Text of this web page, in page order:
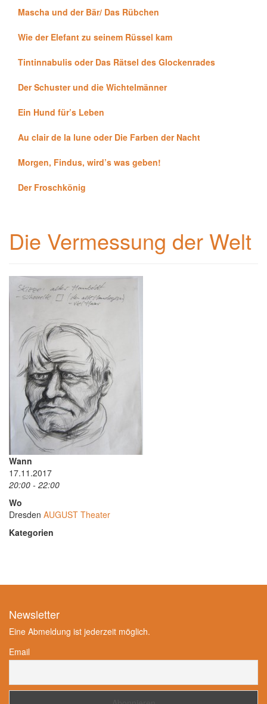
Mascha und der Bär/ Das Rübchen
Wie der Elefant zu seinem Rüssel kam
Tintinnabulis oder Das Rätsel des Glockenrades
Der Schuster und die Wichtelmänner
Ein Hund für’s Leben
Au clair de la lune oder Die Farben der Nacht
Morgen, Findus, wird’s was geben!
Der Froschkönig
Die Vermessung der Welt
Wann
17.11.2017
20:00 - 22:00
Wo
Dresden AUGUST Theater
Kategorien
Newsletter
Eine Abmeldung ist jederzeit möglich.
Email